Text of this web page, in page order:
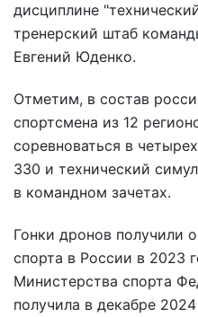
дисциплине
тренерский штаб
Евгений Юденко.
Отметим, в состав
спортсмена из 12
соревноваться в
330 и технический
в командном зачетах.
Гонки дронов получили
спорта в России в 2023
Министерства спорта
получила в декабре